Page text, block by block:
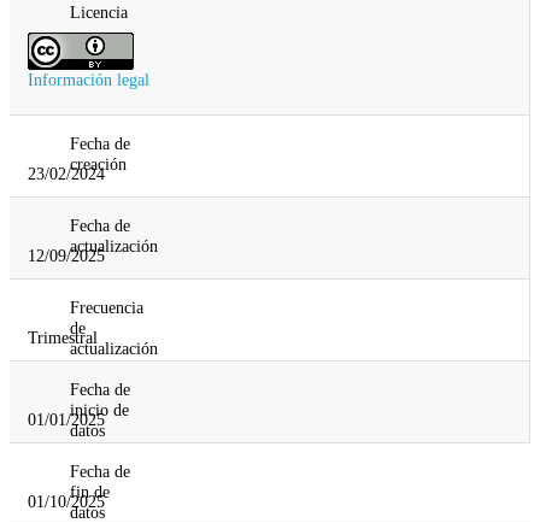
Licencia
Información legal
Fecha de
creación
23/02/2024
Fecha de
actualización
12/09/2025
Frecuencia
de
actualización
Trimestral
Fecha de
inicio de
datos
01/01/2025
Fecha de
fin de
datos
01/10/2025